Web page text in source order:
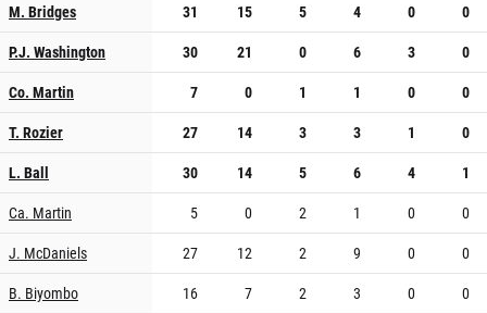
M. Bridges 31 15 5 4 0
0
P.J. Washington
30 21 0 6 3
0
Co. Martin
7 0 1 1 0
0
T. Rozier
27 14 3 3 1
0
L. Ball
30 14 5 6 4
1
Ca. Martin
5 0 2 1 0
0
J. McDaniels
27 12 2 9 0
0
B. Biyombo
16 7 2 3 0
0